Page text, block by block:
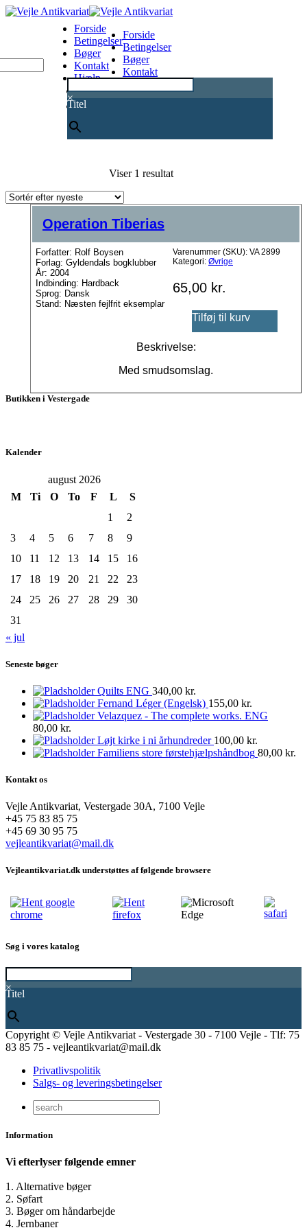
×
Titel
Forside
Betingelser
Bøger
Kontakt
Hjælp
0
Forside
Betingelser
Bøger
Kontakt
Viser 1 resultat
Operation Tiberias
Forfatter: Rolf Boysen
Forlag: Gyldendals bogklubber
År: 2004
Indbinding: Hardback
Sprog: Dansk
Stand: Næsten fejlfrit eksemplar
Varenummer (SKU): VA 2899
Kategori: Øvrige
65,00 kr.
Tilføj til kurv
Beskrivelse:
Med smudsomslag.
Butikken i Vestergade
Kalender
august 2026
M
Ti O To F L
S
1
2
3
4 5 6 7 8
9
10
11 12 13 14 15
16
17
18 19 20 21 22
23
24
25 26 27 28 29
30
31
« jul
Seneste bøger
Quilts ENG 340,00 kr.
Fernand Léger (Engelsk) 155,00 kr.
Velazquez - The complete works. ENG
80,00 kr.
Løjt kirke i ni århundreder 100,00 kr.
Familiens store førstehjælpshåndbog 80,00 kr.
Kontakt os
Vejle Antikvariat, Vestergade 30A, 7100 Vejle
+45 75 83 85 75
+45 69 30 95 75
vejleantikvariat@mail.dk
Vejleantikvariat.dk understøttes af følgende browsere
Søg i vores katalog
×
Titel
Copyright © Vejle Antikvariat - Vestergade 30 - 7100 Vejle - Tlf: 75
83 85 75 - vejleantikvariat@mail.dk
Privatlivspolitik
Salgs- og leveringsbetingelser
Information
Vi efterlyser følgende emner
1. Alternative bøger
2. Søfart
3. Bøger om håndarbejde
4. Jernbaner